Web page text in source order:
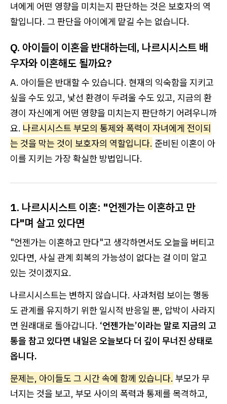
녀에게 어떤 영향을 미치는지 판단하는 것은 보호자의 역
할입니다. 그 판단을 아이에게 맡길 수는 없습니다.
Q. 아이들이 이혼을 반대하는데, 나르시시스트 배
우자와 이혼해도 될까요?
A. 아이들은 반대할 수 있습니다. 현재의 익숙함을 지키고
싶을 수도 있고, 낯선 환경이 두려울 수도 있고, 지금의 환
경이 자신에게 어떤 영향을 미치는지 판단하기 어려우니까
요. 나르시시스트 부모의 통제와 폭력이 자녀에게 전이되
는 것을 막는 것이 보호자의 역할입니다. 준비된 이혼이 아
이를 지키는 가장 확실한 방법입니다.
1. 나르시시스트 이혼: "언젠가는 이혼하고 만
다"며 살고 있다면
"언젠가는 이혼하고 만다"고 생각하면서도 오늘을 버티고
있다면, 사실 관계 회복의 가능성이 없다는 걸 이미 알고
있는 것이겠지요.
나르시시스트는 변하지 않습니다. 사과처럼 보이는 행동
도 관계를 유지하기 위한 일시적 반응일 뿐, 압박이 사라지
면 원래대로 돌아갑니다. ‘언젠가는’이라는 말로 지금의 고
통을 참고 있다면 내일은 오늘보다 더 깊이 무너진 상태로
옵니다.
문제는, 아이들도 그 시간 속에 함께 있습니다. 부모가 무
너지는 것을 보고, 부모 사이의 폭력과 통제를 목격하고,